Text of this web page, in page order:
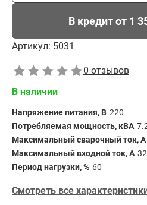
В кредит от 1
Артикул: 5031
0 отзывов
В наличии
Напряжение питания, В 220
Потребляемая мощность, кВА
Максимальный сварочный ток, А
Максимальный входной ток, А
Период нагрузки, % 60
Смотреть все